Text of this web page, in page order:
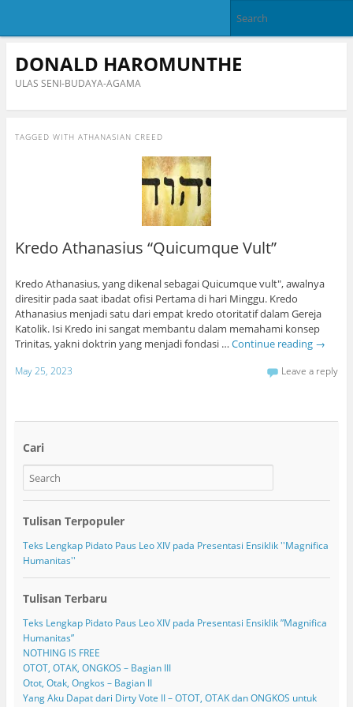
DONALD HAROMUNTHE
ULAS SENI-BUDAYA-AGAMA
TAGGED WITH ATHANASIAN CREED
Kredo Athanasius “Quicumque Vult”
Kredo Athanasius, yang dikenal sebagai Quicumque vult", awalnya
diresitir pada saat ibadat ofisi Pertama di hari Minggu. Kredo
Athanasius menjadi satu dari empat kredo otoritatif dalam Gereja
Katolik. Isi Kredo ini sangat membantu dalam memahami konsep
Trinitas, yakni doktrin yang menjadi fondasi … Continue reading →
May 25, 2023 Leave a reply
Cari
Tulisan Terpopuler
Teks Lengkap Pidato Paus Leo XIV pada Presentasi Ensiklik ''Magnifica
Humanitas''
Tulisan Terbaru
Teks Lengkap Pidato Paus Leo XIV pada Presentasi Ensiklik ”Magnifica
Humanitas”
NOTHING IS FREE
OTOT, OTAK, ONGKOS – Bagian III
Otot, Otak, Ongkos – Bagian II
Yang Aku Dapat dari Dirty Vote II – OTOT, OTAK dan ONGKOS untuk